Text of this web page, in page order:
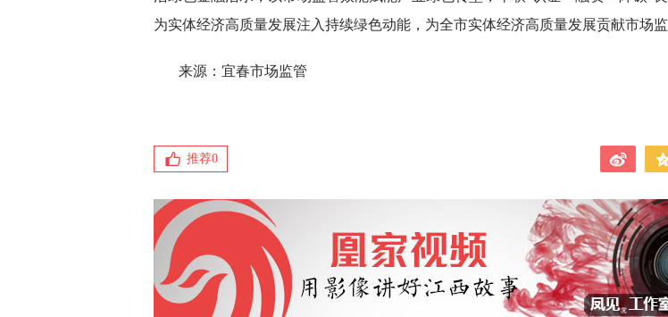
为实体经济高质量发展注入持续绿色动能，为全市实体经济高质量发展贡献市场监
来源：宜春市场监管
推荐0